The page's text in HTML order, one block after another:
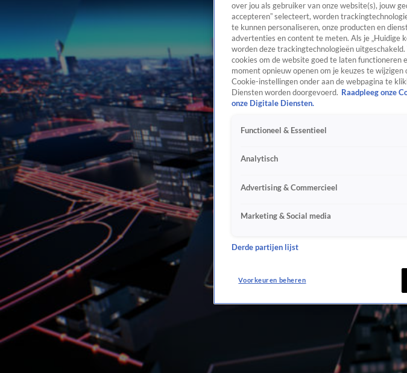
over jou als gebruiker van onze website(s), jouw
accepteren” selecteert, worden
te kunnen personaliseren, onze producten en
advertenties en content te meten. Als je „Huidige
worden deze trackingtechnologieën
cookies om de website goed te laten functioneren
moment opnieuw openen om je keuzes te
Cookie-instellingen onder aan de webpagina te
Diensten worden doorgevoerd. Raadpleeg onze
onze Digitale Diensten.
Functioneel & Essentieel
Analytisch
Advertising & Commercieel
Marketing & Social media
Derde partijen lijst
Voorkeuren beheren